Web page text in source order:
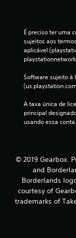
É preciso ter uma
sujeitos aos
aplicável
Software sujeito à
A taxa única de
principal
usando essa conta.
© 2019 Gearbox.
and
Borderlands
courtesy of
trademarks of